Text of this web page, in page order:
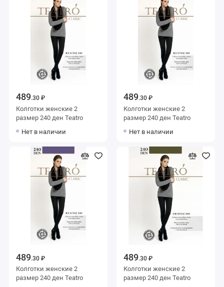
489.30 ₽
Колготки женские 2
размер 240 ден Teatro
Нет в наличии
489.30 ₽
Колготки женские 2
размер 240 ден Teatro
Нет в наличии
489.30 ₽
Колготки женские 2
размер 240 ден Teatro
489.30 ₽
Колготки женские 2
размер 240 ден Teatro